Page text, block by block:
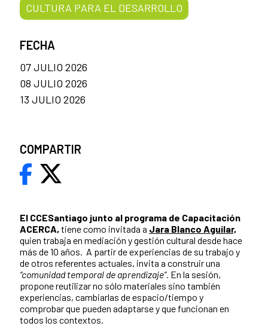
El CCESantiago junto al programa de Capacitación
ACERCA, tiene como invitada a Jara Blanco Aguilar,
quien trabaja en mediación y gestión cultural desde hace
más de 10 años. A partir de experiencias de su trabajo y
de otros referentes actuales, invita a construir una
“comunidad temporal de aprendizaje”. En la sesión,
propone reutilizar no sólo materiales sino también
experiencias, cambiarlas de espacio/tiempo y
comprobar que pueden adaptarse y que funcionan en
todos los contextos.
CULTURA PARA EL DESARROLLO
FECHA
07 JULIO 2026
08 JULIO 2026
13 JULIO 2026
COMPARTIR